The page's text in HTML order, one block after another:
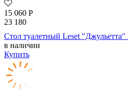
15 060 Р
23 180
Стол туалетный Leset
в наличии
Купить